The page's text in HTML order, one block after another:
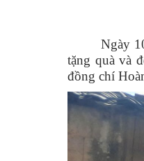
Ngày
tặng quà và
đồng chí